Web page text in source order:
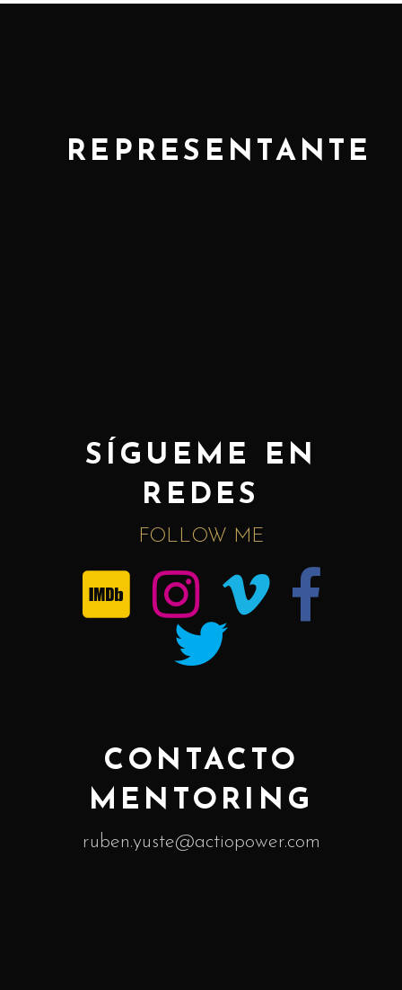
REPRESENTANTE
SÍGUEME EN
REDES
FOLLOW ME
CONTACTO
MENTORING
ruben.yuste@actiopower.com